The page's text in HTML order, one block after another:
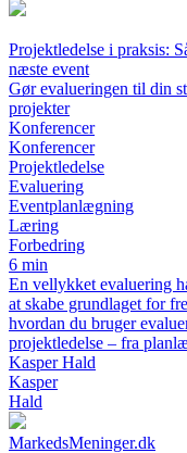
Projektledelse i praksis:
næste event
Gør evalueringen til din
projekter
Konferencer
Konferencer
Projektledelse
Evaluering
Eventplanlægning
Læring
Forbedring
6 min
En vellykket evaluering
at skabe grundlaget for
hvordan du bruger
projektledelse – fra
Kasper Hald
Kasper
Hald
MarkedsMeninger.dk